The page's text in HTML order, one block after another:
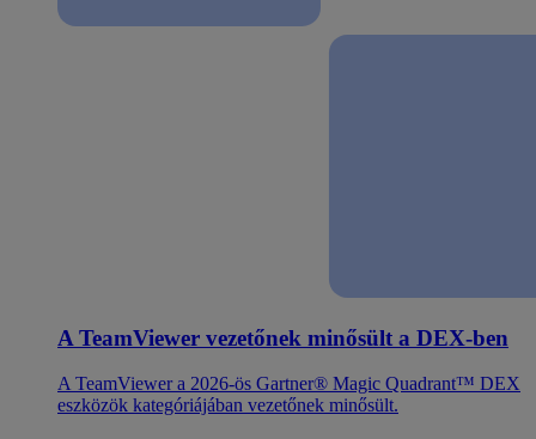
A TeamViewer vezetőnek minősült a DEX-ben
A TeamViewer a 2026-ös Gartner® Magic Quadrant™ DEX
eszközök kategóriájában vezetőnek minősült.